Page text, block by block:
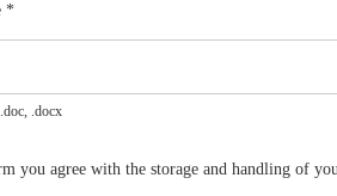
*
.docx
you agree with the storage and handling of